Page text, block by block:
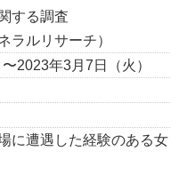
する調査
ラルリサーチ）
2023年3月7日（火）
に遭遇した経験のある女